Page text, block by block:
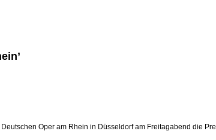
Oper am Rhein in Düsseldorf am Freitagabend die